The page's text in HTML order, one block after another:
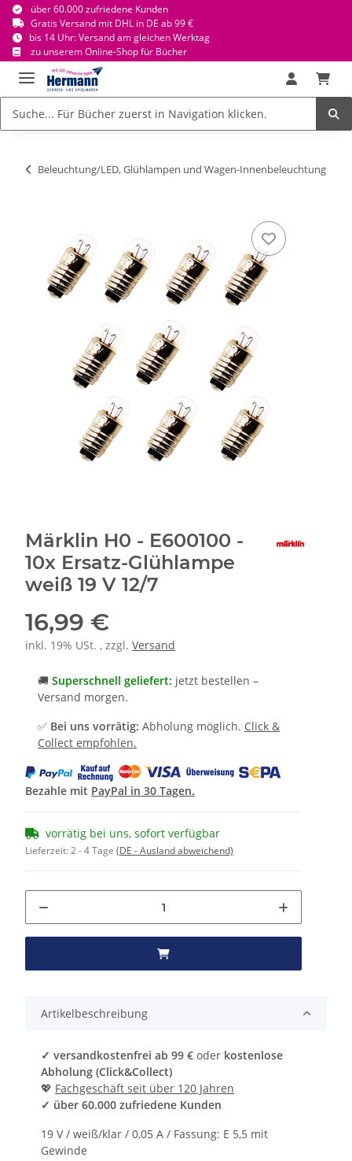
über 60.000 zufriedene Kunden
Gratis Versand mit DHL in DE ab 99 €
bis 14 Uhr: Versand am gleichen Werktag
zu unserem Online-Shop für Bücher
Beleuchtung/LED, Glühlampen und Wagen-Innenbeleuchtung
Märklin H0 - E600100 -
10x Ersatz-Glühlampe
weiß 19 V 12/7
16,99 €
inkl. 19% USt. , zzgl. Versand
🚚 Superschnell geliefert: jetzt bestellen –
Versand morgen.
✅ Bei uns vorrätig: Abholung möglich. Click &
Collect empfohlen.
Bezahle mit PayPal in 30 Tagen.
vorrätig bei uns, sofort verfügbar
Lieferzeit:2 - 4 Tage (DE - Ausland abweichend)
Artikelbeschreibung
✓ versandkostenfrei ab 99 € oder kostenlose
Abholung (Click&Collect)
💖 Fachgeschäft seit über 120 Jahren
✓ über 60.000 zufriedene Kunden
19 V / weiß/klar / 0,05 A / Fassung: E 5,5 mit
Gewinde